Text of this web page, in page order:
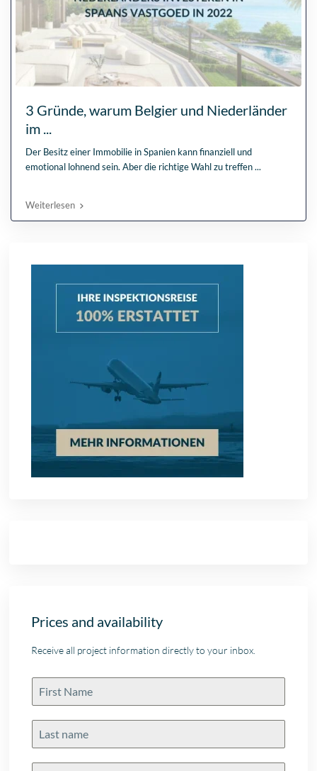
3 Gründe, warum Belgier und Niederländer
im ...
Der Besitz einer Immobilie in Spanien kann finanziell und
emotional lohnend sein. Aber die richtige Wahl zu treffen...
Weiterlesen
Prices and availability
Receive all project information directly to your inbox.